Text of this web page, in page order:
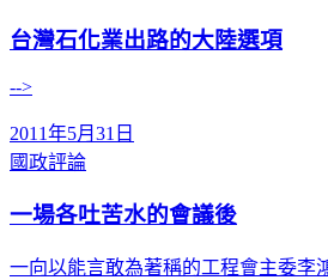
台灣石化業出路的大陸選項
-->
2011年5月31日
國政評論
一場各吐苦水的會議後
一向以能言敢為著稱的工程會主委李